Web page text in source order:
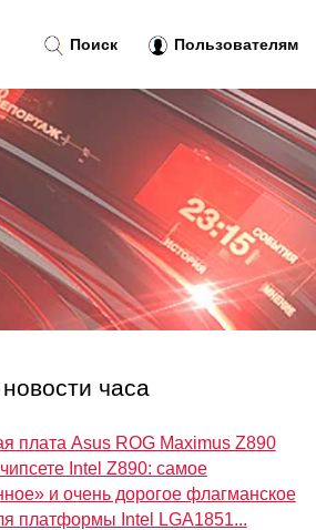
часа
плата Asus ROG Maximus Z890
Intel Z890: самое
и очень дорогое флагманское
платформы Intel LGA1851...
Поиск Пользователям